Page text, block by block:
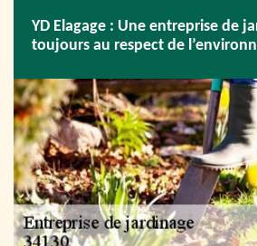
YD Elagage : Une entreprise de
toujours au respect de